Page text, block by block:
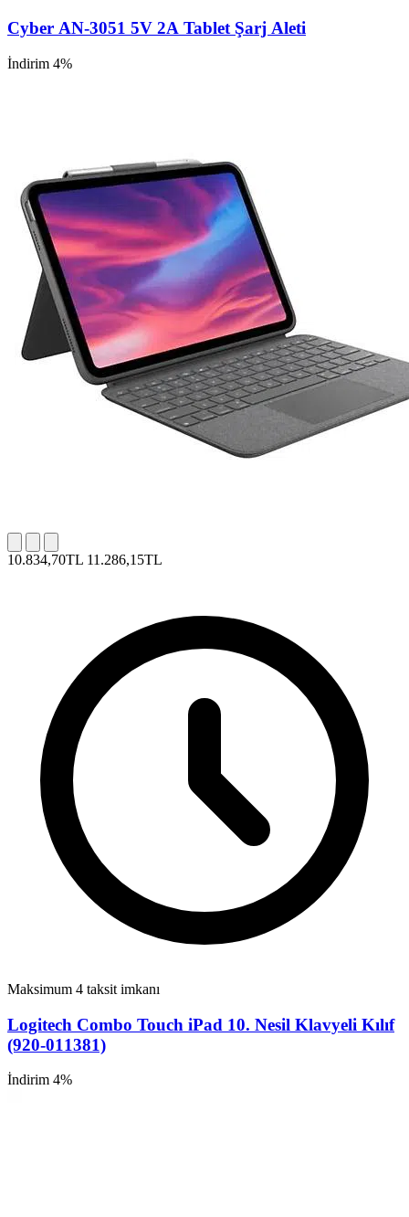
Cyber AN-3051 5V 2A Tablet Şarj Aleti
İndirim 4%
10.834,70TL 11.286,15TL
Maksimum 4 taksit imkanı
Logitech Combo Touch iPad 10. Nesil Klavyeli Kılıf
(920-011381)
İndirim 4%